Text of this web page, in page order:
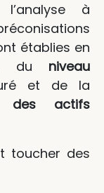
à
établies en
du niveau
et de la
des actifs
toucher des